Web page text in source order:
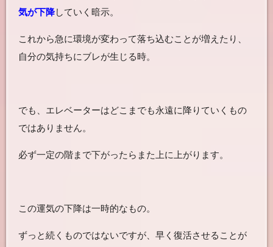
気が下降していく暗示。
これから急に環境が変わって落ち込むことが増えたり、
自分の気持ちにブレが生じる時。
でも、エレベーターはどこまでも永遠に降りていくもの
ではありません。
必ず一定の階まで下がったらまた上に上がります。
この運気の下降は一時的なもの。
ずっと続くものではないですが、早く復活させることが